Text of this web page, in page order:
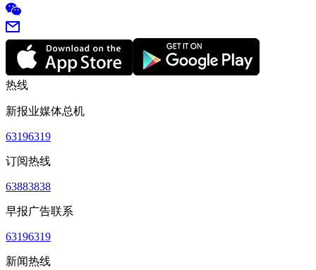
热线
新报业媒体总机
63196319
订阅热线
63883838
早报广告联系
63196319
新闻热线